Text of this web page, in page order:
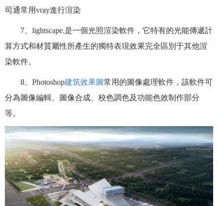
司通常用vray進行渲染
7、lightscape.是一個光照渲染軟件，它特有的光能傳遞計
算方式和材質屬性所產生的獨特表現效果完全區別于其他渲
染軟件。
8、Photoshop建筑效果圖常用的圖像處理軟件，該軟件可
分為圖像編輯、圖像合成、校色調色及功能色效制作部分
等。